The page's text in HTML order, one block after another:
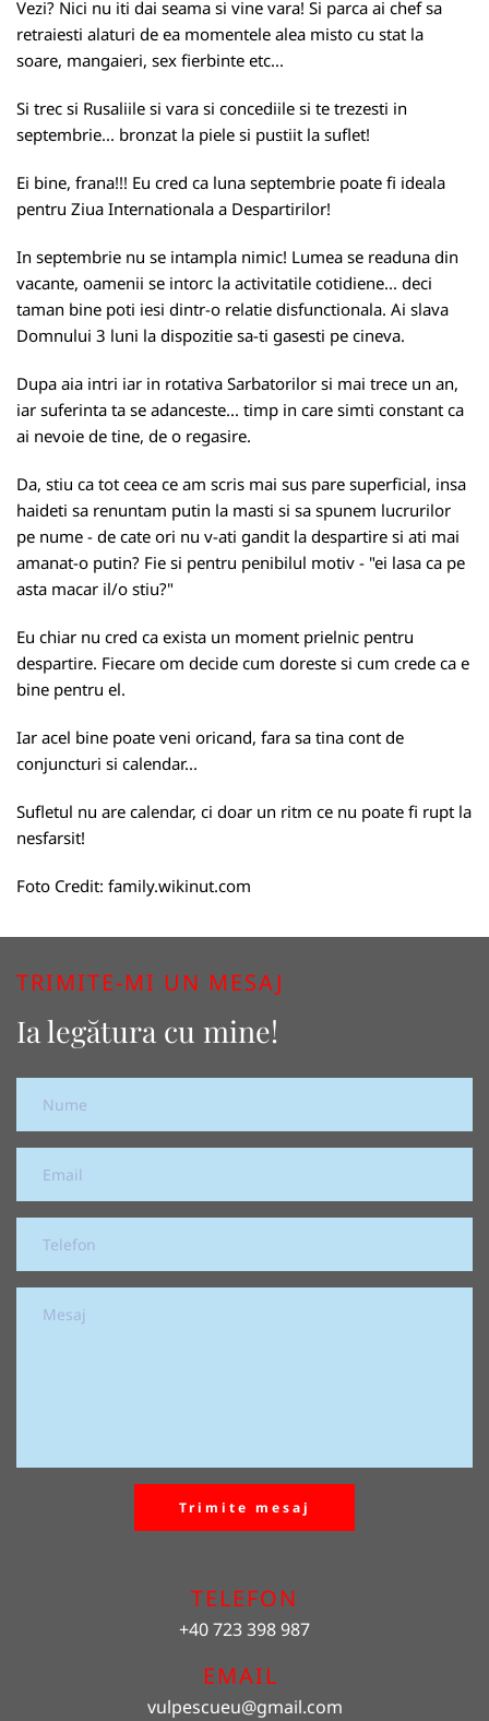
Vezi? Nici nu iti dai seama si vine vara! Si parca ai chef sa
retraiesti alaturi de ea momentele alea misto cu stat la
soare, mangaieri, sex fierbinte etc...
Si trec si Rusaliile si vara si concediile si te trezesti in
septembrie... bronzat la piele si pustiit la suflet!
Ei bine, frana!!! Eu cred ca luna septembrie poate fi ideala
pentru Ziua Internationala a Despartirilor!
In septembrie nu se intampla nimic! Lumea se readuna din
vacante, oamenii se intorc la activitatile cotidiene... deci
taman bine poti iesi dintr-o relatie disfunctionala. Ai slava
Domnului 3 luni la dispozitie sa-ti gasesti pe cineva.
Dupa aia intri iar in rotativa Sarbatorilor si mai trece un an,
iar suferinta ta se adanceste... timp in care simti constant ca
ai nevoie de tine, de o regasire.
Da, stiu ca tot ceea ce am scris mai sus pare superficial, insa
haideti sa renuntam putin la masti si sa spunem lucrurilor
pe nume - de cate ori nu v-ati gandit la despartire si ati mai
amanat-o putin? Fie si pentru penibilul motiv - "ei lasa ca pe
asta macar il/o stiu?"
Eu chiar nu cred ca exista un moment prielnic pentru
despartire. Fiecare om decide cum doreste si cum crede ca e
bine pentru el.
Iar acel bine poate veni oricand, fara sa tina cont de
conjuncturi si calendar...
Sufletul nu are calendar, ci doar un ritm ce nu poate fi rupt la
nesfarsit!
Foto Credit: family.wikinut.com
TRIMITE-MI UN MESAJ
Ia legătura cu mine!
Trimite mesaj
TELEFON
+40 723 398 987
EMAIL
vulpescueu@gmail.com